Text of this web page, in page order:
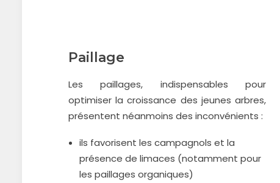
Paillage
Les paillages, indispensables pour
optimiser la croissance des jeunes arbres,
présentent néanmoins des inconvénients :
ils favorisent les campagnols et la
présence de limaces (notamment pour
les paillages organiques)